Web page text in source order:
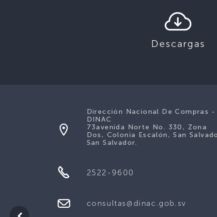
Descargas
Dirección Nacional De Compras -
DINAC
73avenida Norte No. 330, Zona
Dos, Colonia Escalón, San
San Salvador.
2522-9600
consultas@dinac.gob.sv